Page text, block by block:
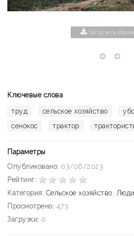
Загрузить
Ключевые слова
труд сельское хозяйство
сенокос
трактор
Параметры
Опубликовано: 03/06/2023
Рейтинг:
Категория: Сельское хозяйство
Люди
Просмотрено: 473
Загрузки: 0